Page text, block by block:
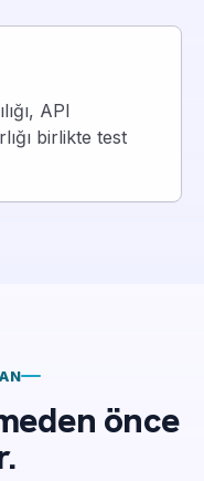
API
birlikte test
önce